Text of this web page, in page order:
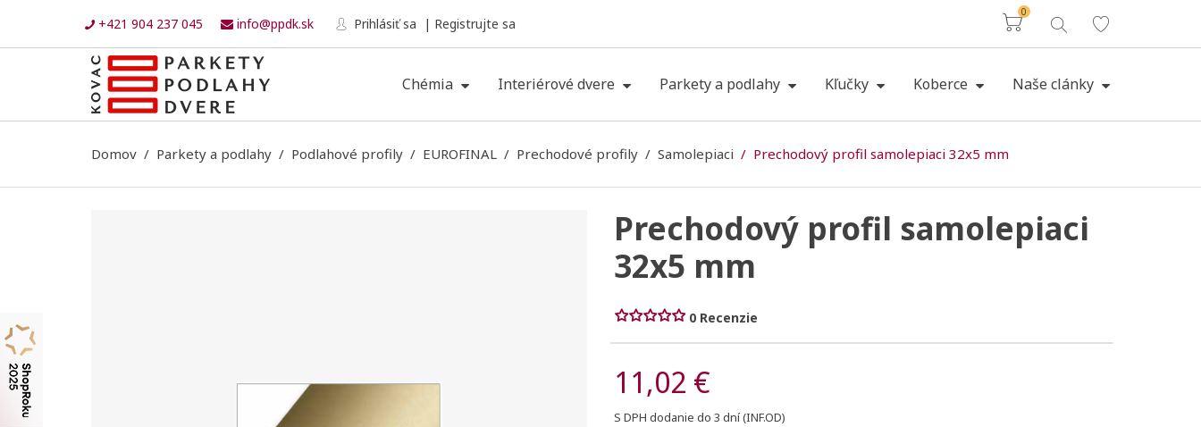
+421 904 237 045 info@ppdk.sk Prihlásiť sa Registrujte sa Košík
0
Chémia Interiérové dvere Parkety a podlahy Kľučky Koberce Naše clánky
Domov Parkety a podlahy Podlahové profily EUROFINAL Prechodové profily Samolepiaci Prechodový profil samolepiaci 32x5 mm
Prechodový profil samolepiaci
32x5 mm
0 Recenzie
11,02 €
S DPH dodanie do 3 dní (INF.OD)